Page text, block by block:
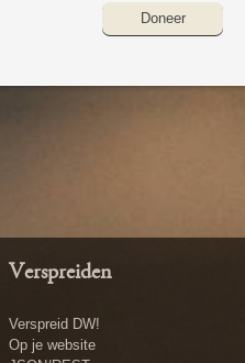
Doneer
Verspreiden
Verspreid DW!
Op je website